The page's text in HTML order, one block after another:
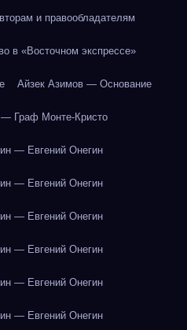
и правообладателям
в «Восточном экспрессе»
Айзек Азимов — Основание
Граф Монте-Кристо
— Евгений Онегин
— Евгений Онегин
— Евгений Онегин
— Евгений Онегин
— Евгений Онегин
— Евгений Онегин